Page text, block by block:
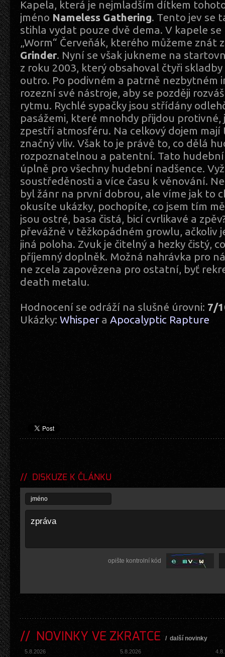
Kapela, která je nejmladším dítkem
jméno Nameless Gathering. Tento jev se
stihla vydat pouze dvě dema. V kapele
„Worm“ Červeňák, kterého můžeme znát
Grinder. Nyní se však jukneme na
z roku 2003, který obsahoval čtyři
outro. Po podivném a patrně nezbytném
rozezní své nástroje, aby se později
rytmu. Rychlé sypačky jsou střídány
pasážemi, které mnohdy přijdou protivné,
zpestří atmosféru. Na celkový dojem
značný vliv. Však to je právě to, co dělá
rozpoznatelnou a patentní. Tato
úplně pro všechny hudební nadšence.
soustředěnosti a více času k věnování.
byl žánr na první dobrou, ale víme jak to
okusíte ukázky, pochopíte, co jsem tím
jsou ostré, basa čistá, bicí cvrlikavé a
převážně v těžkopádném growlu, ačkoliv
jiná poloha. Zvuk je čitelný a hezky čistý,
příjemný doplněk. Možná nahrávka pro
ne zcela zapovězena pro ostatní, byť
death metalu.
Hodnocení se odráží na slušné úrovni: 7/
Ukázky: Whispera Apocalyptic Rapture
DISKUZE K ČLÁNKU
opište kontrolní kód
NOVINKY VE ZKRATCE / další novinky
5.8.2026 5.8.2026